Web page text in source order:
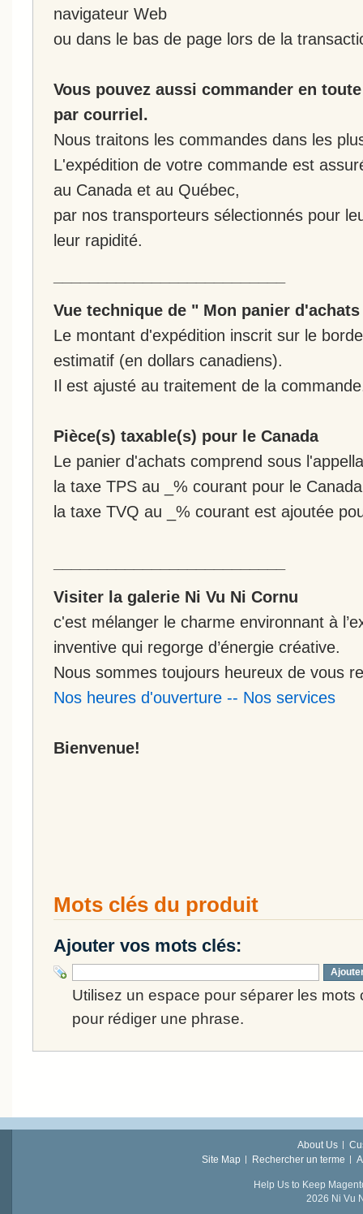
navigateur Web
ou dans le bas de page lors de la
Vous pouvez aussi commander en
par courriel.
Nous traitons les commandes dans les
L'expédition de votre commande est
au Canada et au Québec,
par nos transporteurs sélectionnés pour
leur rapidité.
Vue technique de " Mon panier
Le montant d'expédition inscrit sur le
estimatif (en dollars canadiens).
Il est ajusté au traitement de la
Pièce(s) taxable(s) pour le Canada
Le panier d'achats comprend sous
la taxe TPS au _% courant pour le
la taxe TVQ au _% courant est ajoutée
Visiter la galerie Ni Vu Ni Cornu
c'est mélanger le charme environnant à
inventive qui regorge d’énergie créative.
Nous sommes toujours heureux de vous
Nos heures d'ouverture -- Nos services
Bienvenue!
Mots clés du produit
Ajouter vos mots clés:
Utilisez un espace pour séparer les mots
pour rédiger une phrase.
About Us
Site Map
Rechercher un terme
Help Us to Keep
2026 Ni Vu